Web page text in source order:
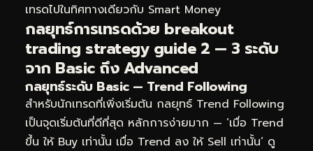
เทรดไปในทิศทางเดียวกับ Smart Money
กลยุทธ์การเทรดด้วย breakout
trading strategy guide 2 — 3 ระดับ
จาก Basic ถึง Advanced
กลยุทธ์ระดับ Basic — Trend Following
สำหรับนักเทรดที่เพิ่งเริ่มต้น กลยุทธ์ Trend Following
เป็นจุดเริ่มต้นที่ดีที่สุด หลักการง่ายมาก — ‘เมื่อ Trend
ขึ้น ให้ Buy เท่านั้น เมื่อ Trend ลง ให้ Sell เท่านั้น’ ดู